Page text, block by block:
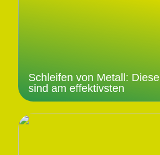
Schleifen von Metall:
sind am effektivsten